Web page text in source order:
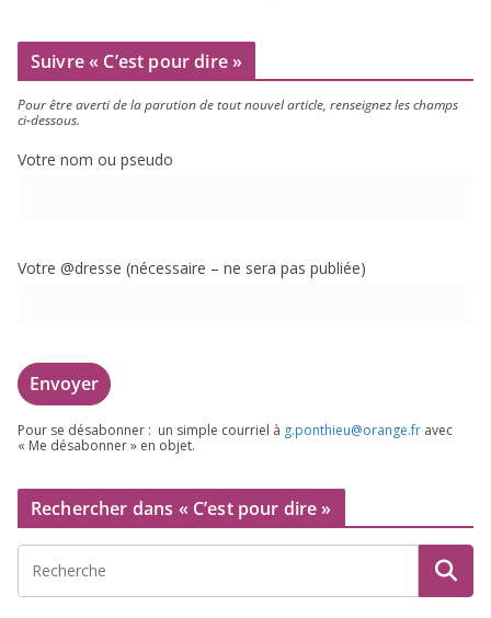
Suivre « C’est pour dire »
Pour être aver­ti de la paru­tion de tout nou­vel article, ren­sei­gnez les champs
ci-dessous.
Votre nom ou pseudo
Votre @dresse (néces­saire – ne sera pas publiée)
Pour se désa­bon­ner : un simple cour­riel à g.​ponthieu@​orange.​fr avec
« Me désa­bon­ner » en objet.
Rechercher dans « C’est pour dire »